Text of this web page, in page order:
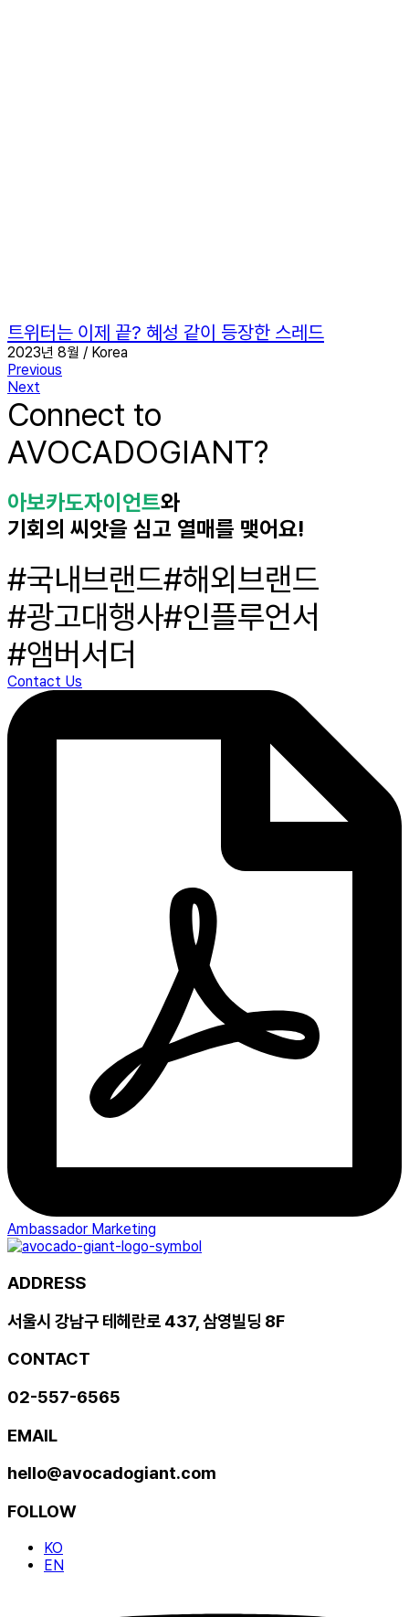
트위터는 이제 끝? 혜성 같이 등장한 스레드
2023년 8월 / Korea
Previous
Next
Connect to
AVOCADOGIANT?
아보카도자이언트와
기회의 씨앗을 심고 열매를 맺어요!
#국내브랜드#해외브랜드
#광고대행사#인플루언서
#앰버서더
Contact Us
Ambassador Marketing
ADDRESS
서울시 강남구 테헤란로 437, 삼영빌딩 8F
CONTACT
02-557-6565
EMAIL
hello@avocadogiant.com
FOLLOW
KO
EN